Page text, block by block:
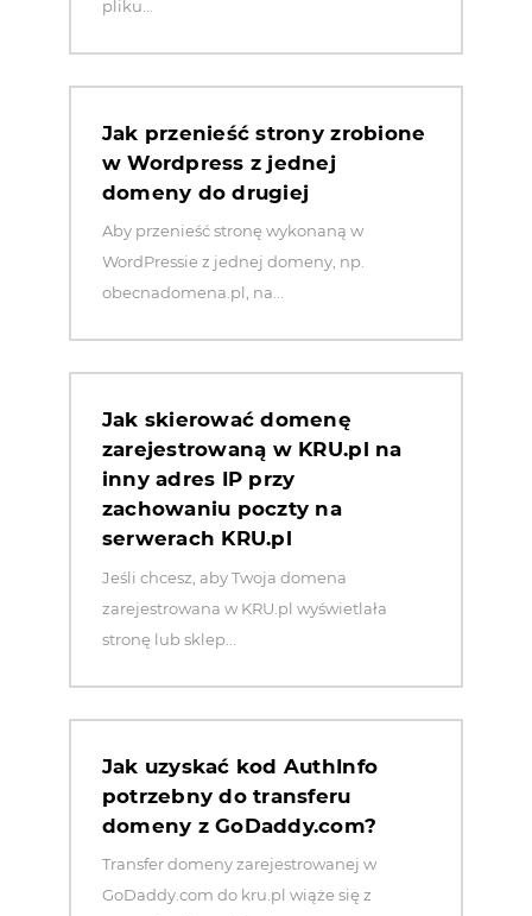
pliku...
Jak przenieść strony zrobione
w Wordpress z jednej
domeny do drugiej
Aby przenieść stronę wykonaną w
WordPressie z jednej domeny, np.
obecnadomena.pl, na...
Jak skierować domenę
zarejestrowaną w KRU.pl na
inny adres IP przy
zachowaniu poczty na
serwerach KRU.pl
Jeśli chcesz, aby Twoja domena
zarejestrowana w KRU.pl wyświetlała
stronę lub sklep...
Jak uzyskać kod AuthInfo
potrzebny do transferu
domeny z GoDaddy.com?
Transfer domeny zarejestrowanej w
GoDaddy.com do kru.pl wiąże się z